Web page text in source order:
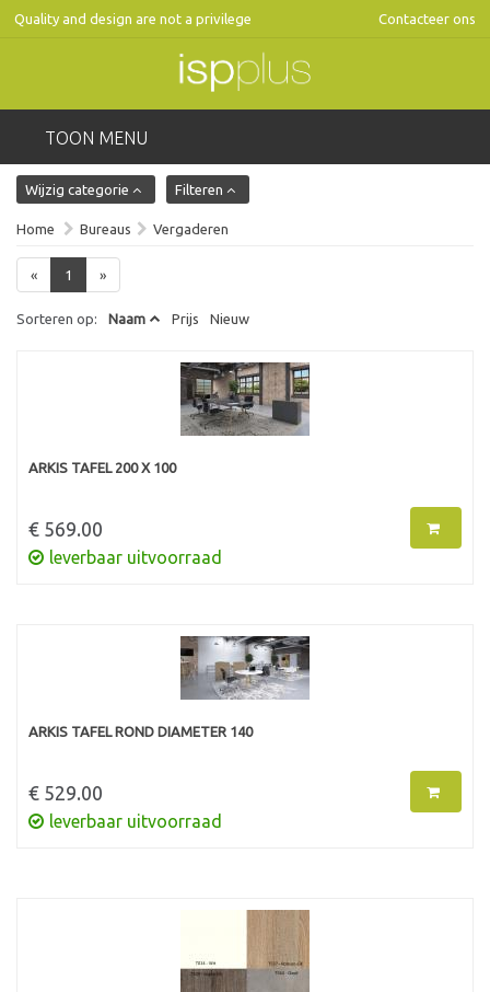
Quality and design are not a privilege Contacteer ons
TOON MENU
Wijzig categorie Filteren
Home Bureaus Vergaderen
« 1 »
Sorteren op: Naam Prijs Nieuw
ARKIS TAFEL 200 X 100
€ 569.00
leverbaar uitvoorraad
ARKIS TAFEL ROND DIAMETER 140
€ 529.00
leverbaar uitvoorraad